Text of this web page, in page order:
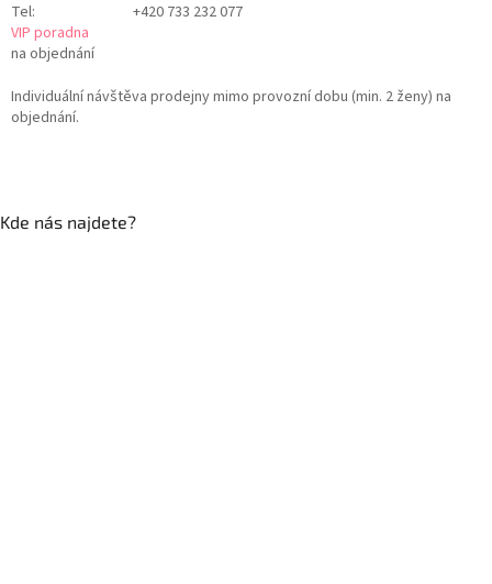
Tel:
+420 733 232 077
VIP poradna
na objednání
Individuální návštěva prodejny mimo provozní dobu (min. 2 ženy) na
objednání.
Kde nás najdete?